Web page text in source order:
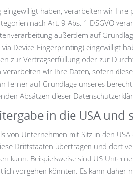
haben, verarbeiten wir
nach Art. 9 Abs. 1 DSGVO
außerdem auf
Device-Fingerprinting) eingewilligt
zur Vertragserfüllung oder zur
verarbeiten wir Ihre Daten, sofern
ferner auf Grundlage unseres
Absätzen dieser
in die USA und
von Unternehmen mit Sitz in den
Drittstaaten übertragen und dort
kann. Beispielsweise sind US-
vorgehen könnten. Es kann daher